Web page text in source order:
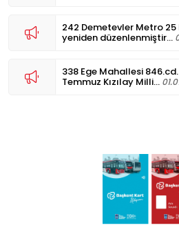
242 Demetevler Metro 25
yeniden düzenlenmiştir...
338 Ege Mahallesi
Temmuz Kızılay Milli...